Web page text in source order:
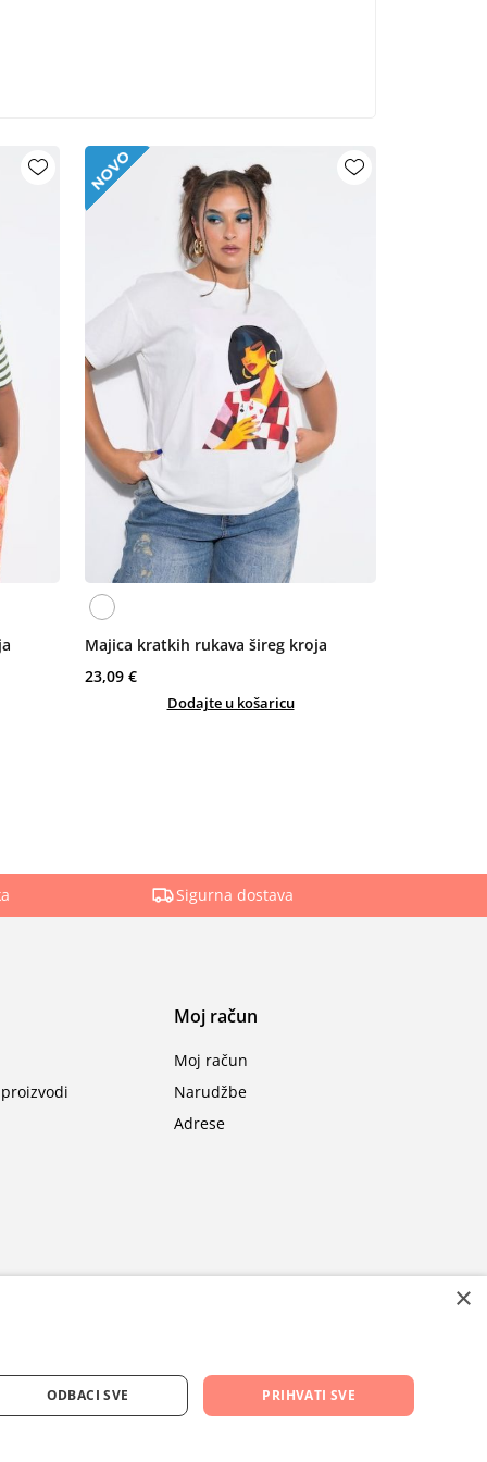
Majica kratkih rukava šireg kroja
23,09 €
Dodajte u košaricu
Sigurna dostava
Moj račun
Moj račun
Narudžbe
Adrese
×
PRIHVATI SVE
ODBACI SVE